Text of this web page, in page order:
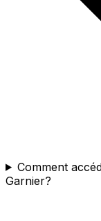
Comment
Garnier?